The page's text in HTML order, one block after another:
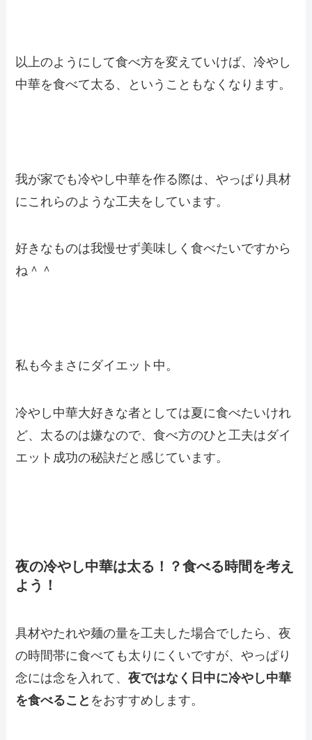
以上のようにして食べ方を変えていけば、冷やし
中華を食べて太る、ということもなくなります。
我が家でも冷やし中華を作る際は、やっぱり具材
にこれらのような工夫をしています。
好きなものは我慢せず美味しく食べたいですから
ね＾＾
私も今まさにダイエット中。
冷やし中華大好きな者としては夏に食べたいけれ
ど、太るのは嫌なので、食べ方のひと工夫はダイ
エット成功の秘訣だと感じています。
夜の冷やし中華は太る！？食べる時間を考え
よう！
具材やたれや麺の量を工夫した場合でしたら、夜
の時間帯に食べても太りにくいですが、やっぱり
念には念を入れて、夜ではなく日中に冷やし中華
を食べること をおすすめします。